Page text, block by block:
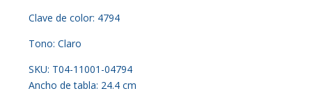
Clave de color: 4794
Tono: Claro
SKU: T04-11001-04794
Ancho de tabla: 24.4 cm